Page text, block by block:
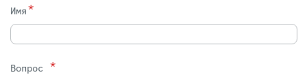
Имя*
Вопрос *